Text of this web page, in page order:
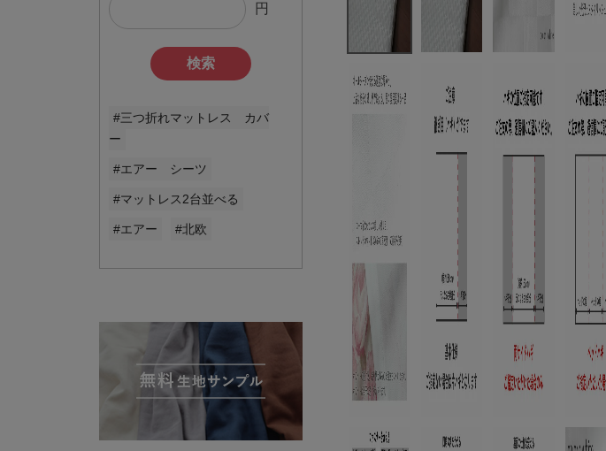
円
検索
#三つ折れマットレス カバ
ー
#エアー シーツ
#マットレス2台並べる
#エアー #北欧